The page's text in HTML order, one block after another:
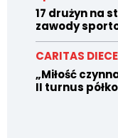
17 drużyn na
zawody
CARITAS
„Miłość
II turnus